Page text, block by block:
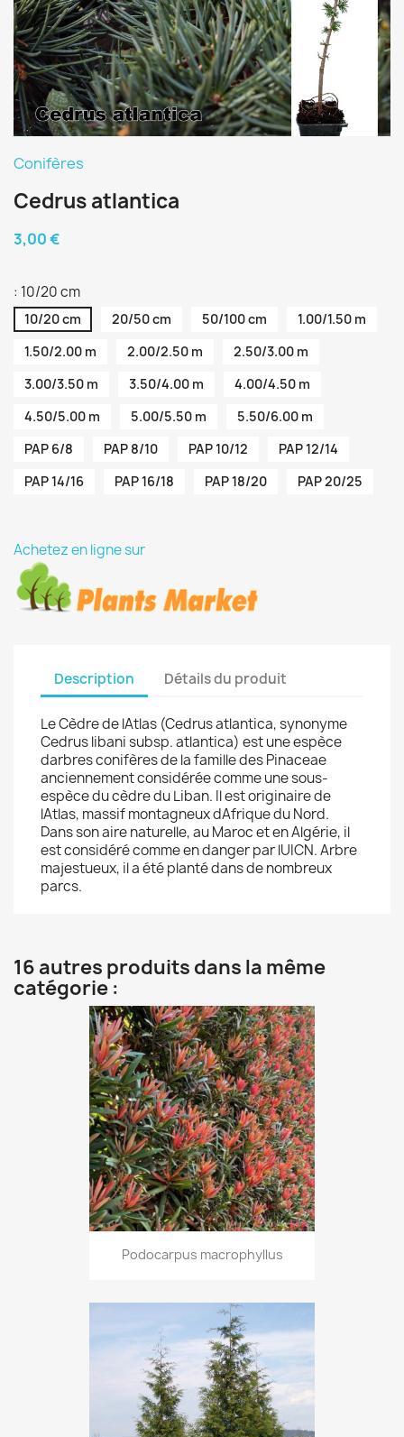
Conifères
Cedrus atlantica
3,00 €
: 10/20 cm
10/20 cm 20/50 cm 50/100 cm
1.00/1.50 m
1.50/2.00 m
2.00/2.50 m
2.50/3.00 m
3.00/3.50 m
3.50/4.00 m
4.00/4.50 m
4.50/5.00 m
5.00/5.50 m
5.50/6.00 m
PAP 6/8
PAP 8/10 PAP 10/12
PAP 12/14
PAP 14/16
PAP 16/18 PAP 18/20 PAP 20/25
Achetez en ligne sur
Description Détails du produit
Le Cèdre de lAtlas (Cedrus atlantica, synonyme
Cedrus libani subsp. atlantica) est une espèce
darbres conifères de la famille des Pinaceae
anciennement considérée comme une sous-
espèce du cèdre du Liban. Il est originaire de
lAtlas, massif montagneux dAfrique du Nord.
Dans son aire naturelle, au Maroc et en Algérie, il
est considéré comme en danger par lUICN. Arbre
majestueux, il a été planté dans de nombreux
parcs.
16 autres produits dans la même
catégorie :
Podocarpus macrophyllus